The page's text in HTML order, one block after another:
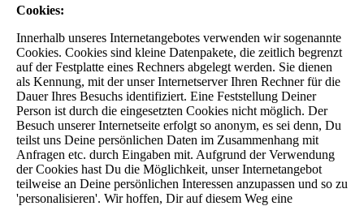
Cookies:
Innerhalb unseres Internetangebotes verwenden wir sogenannte
Cookies. Cookies sind kleine Datenpakete, die zeitlich begrenzt
auf der Festplatte eines Rechners abgelegt werden. Sie dienen
als Kennung, mit der unser Internetserver Ihren Rechner für die
Dauer Ihres Besuchs identifiziert. Eine Feststellung Deiner
Person ist durch die eingesetzten Cookies nicht möglich. Der
Besuch unserer Internetseite erfolgt so anonym, es sei denn, Du
teilst uns Deine persönlichen Daten im Zusammenhang mit
Anfragen etc. durch Eingaben mit. Aufgrund der Verwendung
der Cookies hast Du die Möglichkeit, unser Internetangebot
teilweise an Deine persönlichen Interessen anzupassen und so zu
'personalisieren'. Wir hoffen, Dir auf diesem Weg eine